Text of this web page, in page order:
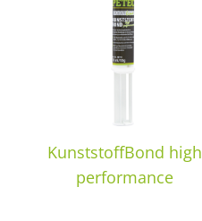
KunststoffBond high
performance